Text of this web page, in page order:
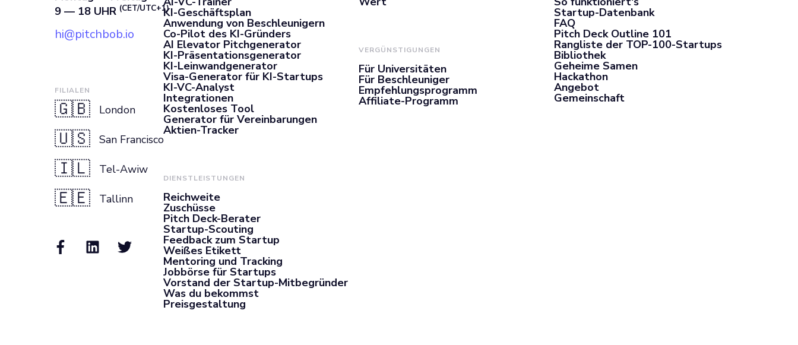
9 — 18 UHR (CET/UTC+1)
hi@pitchbob.io
FILIALEN
🇬🇧 London
🇺🇸 San Francisco
🇮🇱 Tel-Awiw
🇪🇪 Tallinn
KI-Geschäftsplan
Anwendung von Beschleunigern
Co-Pilot des KI-Gründers
AI Elevator Pitchgenerator
KI-Präsentationsgenerator
KI-Leinwandgenerator
Visa-Generator für KI-Startups
KI-VC-Analyst
Integrationen
Kostenloses Tool
Generator für Vereinbarungen
Aktien-Tracker
DIENSTLEISTUNGEN
Reichweite
Zuschüsse
Pitch Deck-Berater
Startup-Scouting
Feedback zum Startup
Weißes Etikett
Mentoring und Tracking
Jobbörse für Startups
Vorstand der Startup-Mitbegründer
Was du bekommst
Preisgestaltung
VERGÜNSTIGUNGEN
Für Universitäten
Für Beschleuniger
Empfehlungsprogramm
Affiliate-Programm
Startup-Datenbank
FAQ
Pitch Deck Outline 101
Rangliste der TOP-100-Startups
Bibliothek
Geheime Samen
Hackathon
Angebot
Gemeinschaft